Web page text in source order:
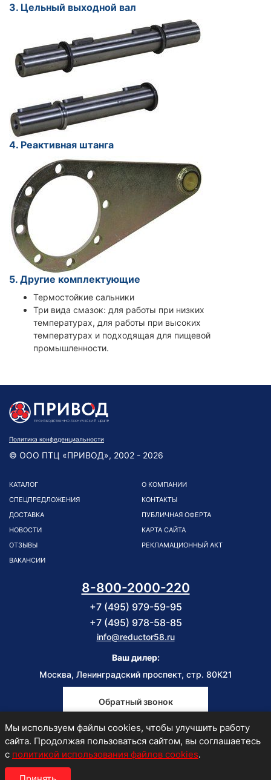
3. Цельный выходной вал
4. Реактивная штанга
5. Другие комплектующие
Термостойкие сальники
Три вида смазок: для работы при низких
температурах, для работы при высоких
температурах и подходящая для пищевой
промышленности.
Политика конфеденциальности
© ООО ПТЦ «ПРИВОД», 2002 - 2026
КАТАЛОГ
СПЕЦПРЕДЛОЖЕНИЯ
ДОСТАВКА
НОВОСТИ
ОТЗЫВЫ
ВАКАНСИИ
О КОМПАНИИ
КОНТАКТЫ
ПУБЛИЧНАЯ ОФЕРТА
КАРТА САЙТА
РЕКЛАМАЦИОННЫЙ АКТ
8-800-2000-220
+7 (495) 979-59-95
+7 (495) 978-58-85
info@reductor58.ru
Ваш дилер:
Москва, Ленинградский проспект, стр. 80К21
Обратный звонок
Пн-Пт
9:00-18:00
Мы используем файлы cookies, чтобы улучшить работу
сайта. Продолжая пользоваться сайтом, вы соглашаетесь
с политикой использования файлов cookies.